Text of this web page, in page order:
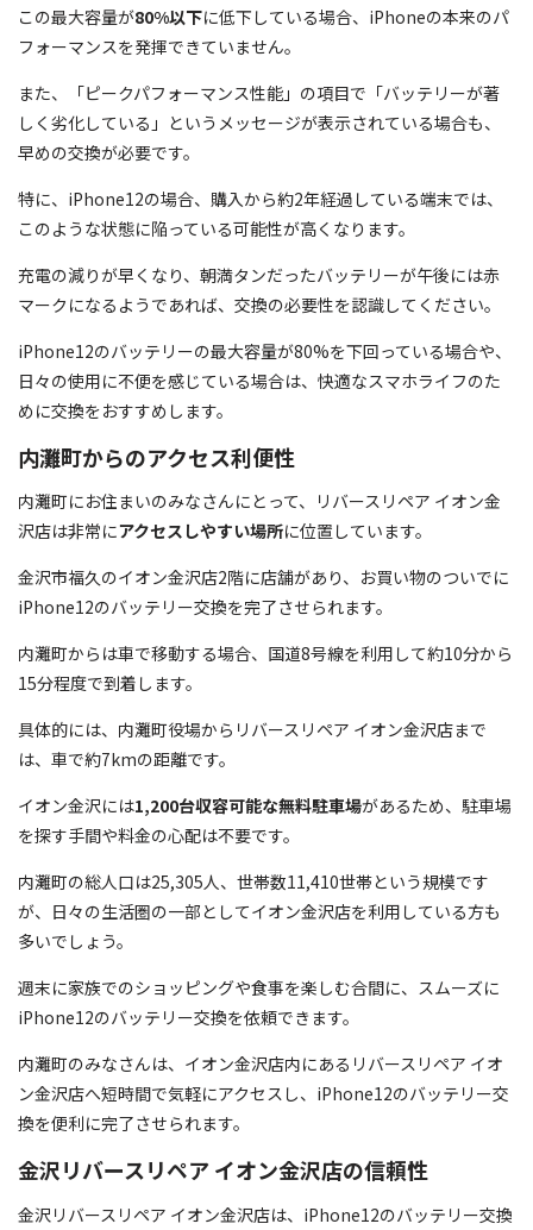
この最大容量が80%以下に低下している場合、iPhoneの本来のパ
フォーマンスを発揮できていません。
また、「ピークパフォーマンス性能」の項目で「バッテリーが著
しく劣化している」というメッセージが表示されている場合も、
早めの交換が必要です。
特に、iPhone12の場合、購入から約2年経過している端末では、
このような状態に陥っている可能性が高くなります。
充電の減りが早くなり、朝満タンだったバッテリーが午後には赤
マークになるようであれば、交換の必要性を認識してください。
iPhone12のバッテリーの最大容量が80%を下回っている場合や、
日々の使用に不便を感じている場合は、快適なスマホライフのた
めに交換をおすすめします。
内灘町からのアクセス利便性
内灘町にお住まいのみなさんにとって、リバースリペア イオン金
沢店は非常にアクセスしやすい場所に位置しています。
金沢市福久のイオン金沢店2階に店舗があり、お買い物のついでに
iPhone12のバッテリー交換を完了させられます。
内灘町からは車で移動する場合、国道8号線を利用して約10分から
15分程度で到着します。
具体的には、内灘町役場からリバースリペア イオン金沢店まで
は、車で約7kmの距離です。
イオン金沢には1,200台収容可能な無料駐車場があるため、駐車場
を探す手間や料金の心配は不要です。
内灘町の総人口は25,305人、世帯数11,410世帯という規模です
が、日々の生活圏の一部としてイオン金沢店を利用している方も
多いでしょう。
週末に家族でのショッピングや食事を楽しむ合間に、スムーズに
iPhone12のバッテリー交換を依頼できます。
内灘町のみなさんは、イオン金沢店内にあるリバースリペア イオ
ン金沢店へ短時間で気軽にアクセスし、iPhone12のバッテリー交
換を便利に完了させられます。
金沢リバースリペア イオン金沢店の信頼性
金沢リバースリペア イオン金沢店は、iPhone12のバッテリー交換